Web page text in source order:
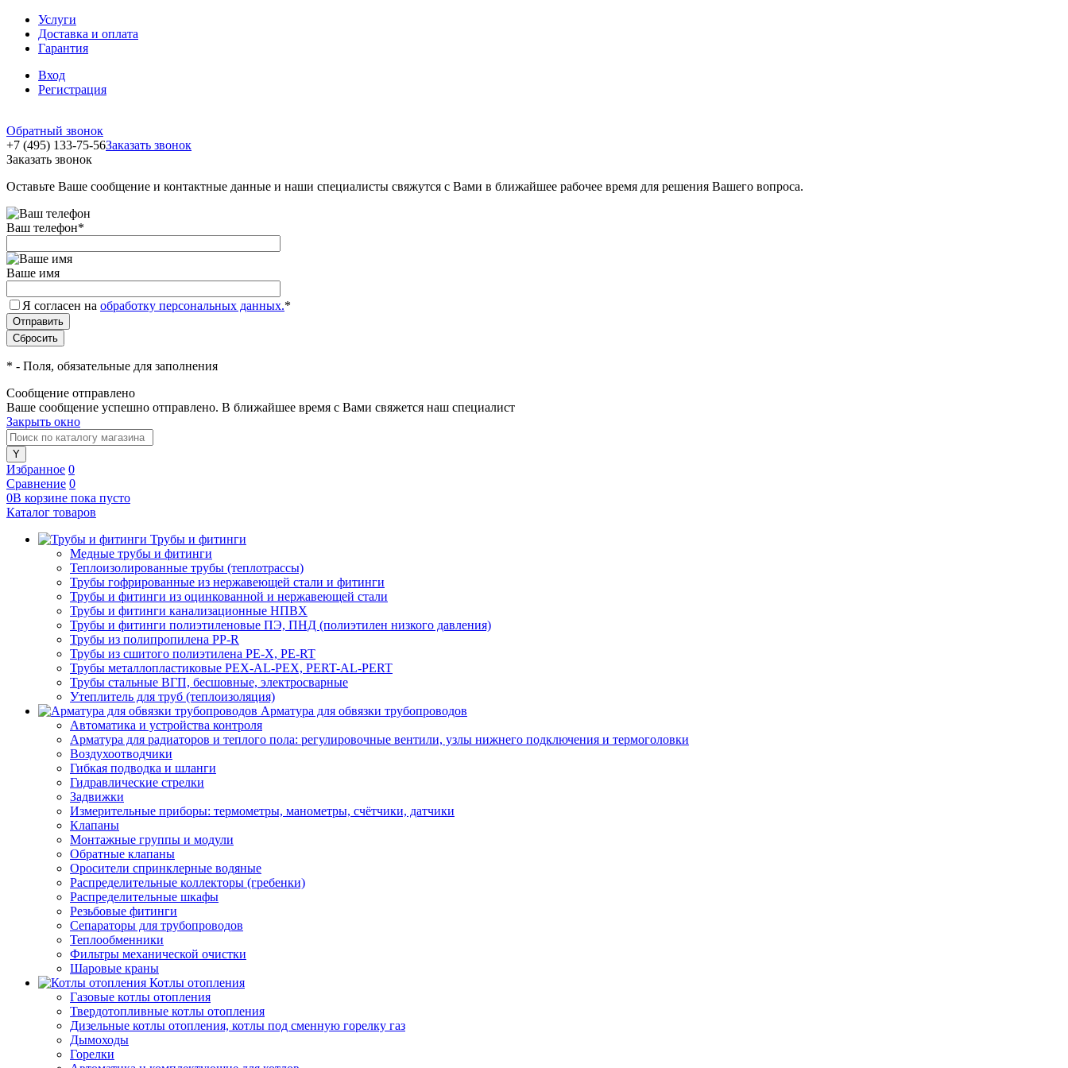
Услуги
Доставка и оплата
Гарантия
Вход
Регистрация
Обратный звонок
+7 (495) 133-75-56Заказать звонок
Заказать звонок
Оставьте Ваше сообщение и контактные данные и наши специалисты свяжутся с Вами в ближайшее рабочее время для решения Вашего вопроса.
Ваш телефон*
Ваше имя
Я согласен на обработку персональных данных.*
* - Поля, обязательные для заполнения
Сообщение отправлено
Ваше сообщение успешно отправлено. В ближайшее время с Вами свяжется наш специалист
Закрыть окно
Избранное 0
Сравнение 0
0В корзине пока пусто
Каталог товаров
Трубы и фитинги
Медные трубы и фитинги
Теплоизолированные трубы (теплотрассы)
Трубы гофрированные из нержавеющей стали и фитинги
Трубы и фитинги из оцинкованной и нержавеющей стали
Трубы и фитинги канализационные НПВХ
Трубы и фитинги полиэтиленовые ПЭ, ПНД (полиэтилен низкого давления)
Трубы из полипропилена PP-R
Трубы из сшитого полиэтилена PE-X, PE-RT
Трубы металлопластиковые PEX-AL-PEX, PERT-AL-PERT
Трубы стальные ВГП, бесшовные, электросварные
Утеплитель для труб (теплоизоляция)
Арматура для обвязки трубопроводов
Автоматика и устройства контроля
Арматура для радиаторов и теплого пола: регулировочные вентили, узлы нижнего подключения и термоголовки
Воздухоотводчики
Гибкая подводка и шланги
Гидравлические стрелки
Задвижки
Измерительные приборы: термометры, манометры, счётчики, датчики
Клапаны
Монтажные группы и модули
Обратные клапаны
Оросители спринклерные водяные
Распределительные коллекторы (гребенки)
Распределительные шкафы
Резьбовые фитинги
Сепараторы для трубопроводов
Теплообменники
Фильтры механической очистки
Шаровые краны
Котлы отопления
Газовые котлы отопления
Твердотопливные котлы отопления
Дизельные котлы отопления, котлы под сменную горелку газ
Дымоходы
Горелки